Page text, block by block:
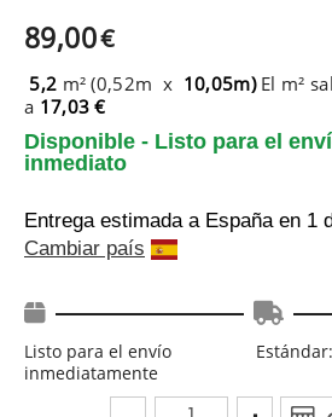
89,00€
5,2 m² (0,52m x 10,05m) El m²
a 17,03 €
Disponible - Listo para el
inmediato
Entrega estimada a España en 1
Cambiar país
Listo para el envío
inmediatamente